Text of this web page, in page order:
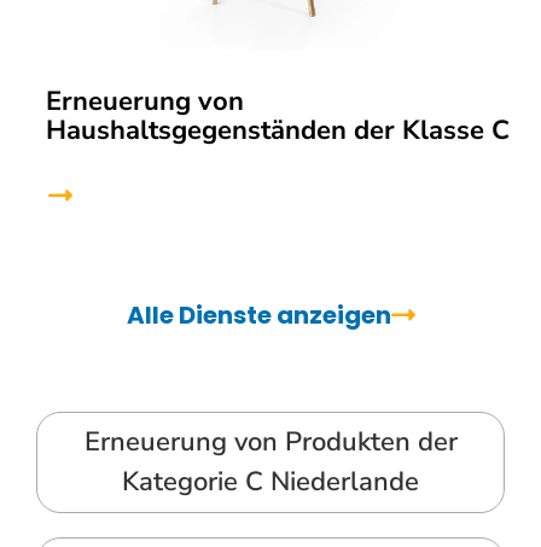
Erneuerung von
Haushaltsgegenständen der Klasse C
Alle Dienste anzeigen
Erneuerung von Produkten der
Kategorie C Niederlande